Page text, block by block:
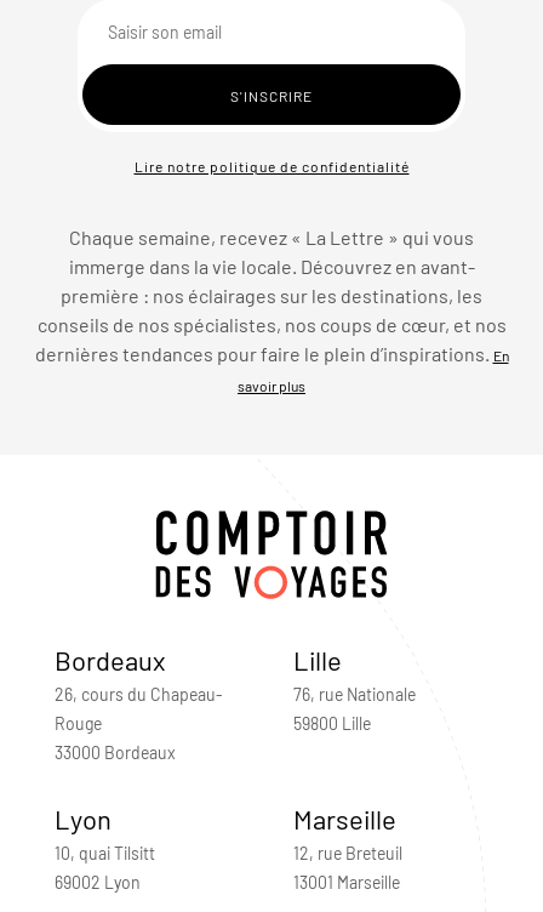
Lire notre politique de confidentialité
Chaque semaine, recevez « La Lettre » qui vous
immerge dans la vie locale. Découvrez en avant-
première : nos éclairages sur les destinations, les
conseils de nos spécialistes, nos coups de cœur, et nos
dernières tendances pour faire le plein d’inspirations. En
savoir plus
Bordeaux
26, cours du Chapeau-
Rouge
33000 Bordeaux
Lille
76, rue Nationale
59800 Lille
Lyon
10, quai Tilsitt
69002 Lyon
Marseille
12, rue Breteuil
13001 Marseille